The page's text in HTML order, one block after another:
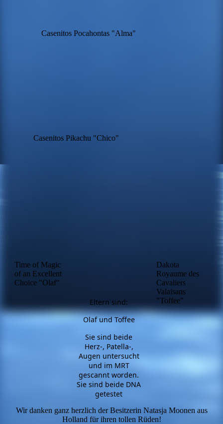
Casenitos Pocahontas "Alma"
Casenitos Pikachu "Chico"
Time of Magic
of an Excellent
Choice "Olaf"
Eltern sind:
Olaf und Toffee
Sie sind beide
Herz-, Patella-,
Augen untersucht
und im MRT
gescannt worden.
Sie sind beide DNA
getestet
Dakota
Royaume des
Cavaliers
Valaisans
"Toffee"
Wir danken ganz herzlich der Besitzerin Natasja Moonen aus
Holland für ihren tollen Rüden!